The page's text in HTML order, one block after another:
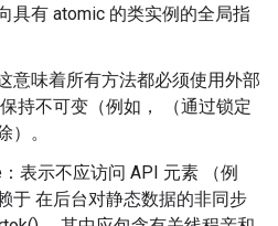
具有 atomic 的类实例的全局指
意味着所有方法都必须使用外部
持不可变（例如， （通过锁定
）。
表示不应访问 API 元素 （例
于 在后台对静态数据的非同步